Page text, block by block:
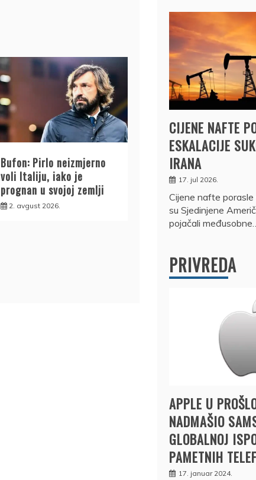
Bufon: Pirlo neizmjerno
voli Italiju, iako je
prognan u svojoj zemlji
2. avgust 2026.
CIJENE NAFTE
ESKALACIJE
IRANA
17. jul 2026.
Cijene nafte
su Sjedinjene
pojačali međusobne…
PRIVREDA
APPLE U
NADMAŠIO
GLOBALNOJ
PAMETNIH
17. januar 2024.